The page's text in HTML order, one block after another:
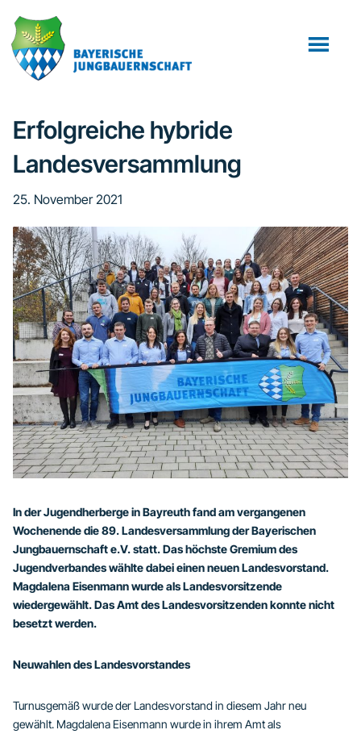
Inhalt
springen
Seitenspalte
springen
Fußzeile
springen
Erfolgreiche hybride
Landesversammlung
25. November 2021
In der Jugendherberge in Bayreuth fand am vergangenen
Wochenende die 89. Landesversammlung der Bayerischen
Jungbauernschaft e.V. statt. Das höchste Gremium des
Jugendverbandes wählte dabei einen neuen Landesvorstand.
Magdalena Eisenmann wurde als Landesvorsitzende
wiedergewählt. Das Amt des Landesvorsitzenden konnte nicht
besetzt werden.
Neuwahlen des Landesvorstandes
Turnusgemäß wurde der Landesvorstand in diesem Jahr neu
gewählt. Magdalena Eisenmann wurde in ihrem Amt als